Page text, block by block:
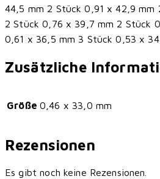
44,5 mm 2 Stück 0,91 x 42,9 mm
2 Stück 0,76 x 39,7 mm 2 Stück
0,61 x 36,5 mm 3 Stück 0,53 x
Zusätzliche
Größe 0,46 x 33,0 mm
Rezensionen
Es gibt noch keine Rezensionen.